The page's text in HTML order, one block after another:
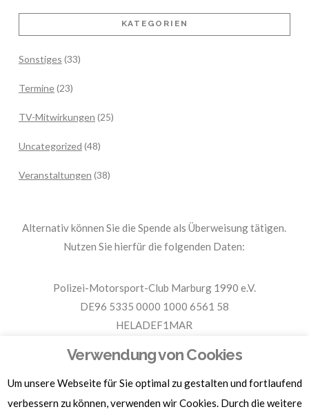
KATEGORIEN
Sonstiges (33)
Termine(23)
TV-Mitwirkungen (25)
Uncategorized (48)
Veranstaltungen (38)
Alternativ können Sie die Spende als Überweisung tätigen.
Nutzen Sie hierfür die folgenden Daten:
Polizei-Motorsport-Club Marburg 1990 e.V.
DE96 5335 0000 1000 6561 58
HELADEF1MAR
Für Spendenbescheinigungen, Sachspenden und weitere
Informationen, hier klicken.
Verwendung von Cookies
Um unsere Webseite für Sie optimal zu gestalten und fortlaufend
verbessern zu können, verwenden wir Cookies. Durch die weitere